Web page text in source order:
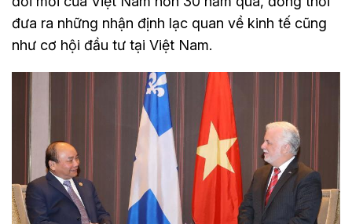
đưa ra những nhận định lạc quan về kinh tế cũng
như cơ hội đầu tư tại Việt Nam.